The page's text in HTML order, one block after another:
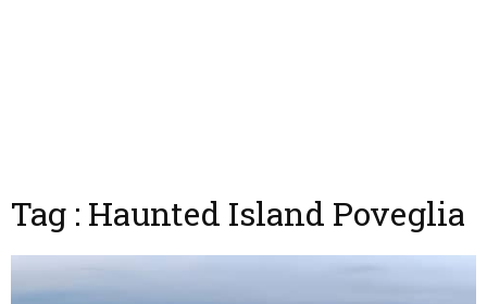
Tag : Haunted Island Poveglia